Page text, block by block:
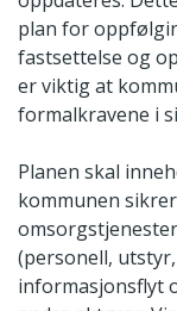
plan for
fastsettelse og
er viktig at
formalkravene i
Planen skal
kommunen
(personell,
informasjonsflyt